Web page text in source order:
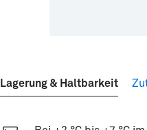
Lagerung & Haltbarkeit